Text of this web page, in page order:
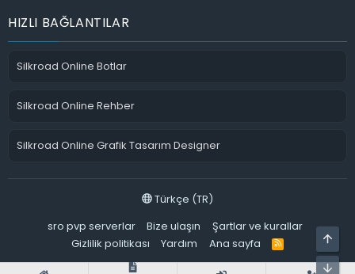
HIZLI BAĞLANTILAR
Silkroad Online Botlar
Silkroad Online Rehber
Silkroad Online Grafik Tasarım Designer
Türkçe (TR)
sro pvp serverlar
Bize ulaşın
Şartlar ve kurallar
Gizlilik politikası
Yardım Ana sayfa
R
S
S
ALT